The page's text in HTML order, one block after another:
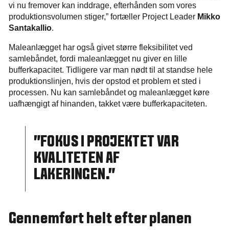
vi nu fremover kan inddrage, efterhånden som vores
produktionsvolumen stiger,” fortæller Project Leader Mikko
Santakallio.
Maleanlægget har også givet større fleksibilitet ved
samlebåndet, fordi maleanlægget nu giver en lille
bufferkapacitet. Tidligere var man nødt til at standse hele
produktionslinjen, hvis der opstod et problem et sted i
processen. Nu kan samlebåndet og maleanlægget køre
uafhængigt af hinanden, takket være bufferkapaciteten.
”FOKUS I PROJEKTET VAR
KVALITETEN AF
LAKERINGEN.”
Gennemført helt efter planen